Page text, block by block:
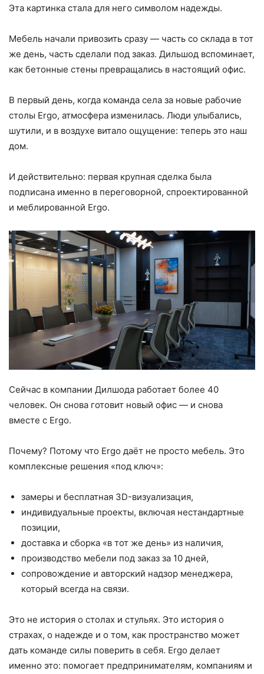
Эта картинка стала для него символом надежды.
Мебель начали привозить сразу — часть со склада в тот
же день, часть сделали под заказ. Дильшод вспоминает,
как бетонные стены превращались в настоящий офис.
В первый день, когда команда села за новые рабочие
столы Ergo, атмосфера изменилась. Люди улыбались,
шутили, и в воздухе витало ощущение: теперь это наш
дом.
И действительно: первая крупная сделка была
подписана именно в переговорной, спроектированной
и меблированной Ergo.
Сейчас в компании Дилшода работает более 40
человек. Он снова готовит новый офис — и снова
вместе с Ergo.
Почему? Потому что Ergo даёт не просто мебель. Это
комплексные решения «под ключ»:
замеры и бесплатная 3D-визуализация,
индивидуальные проекты, включая нестандартные
позиции,
доставка и сборка «в тот же день» из наличия,
производство мебели под заказ за 10 дней,
сопровождение и авторский надзор менеджера,
который всегда на связи.
Это не история о столах и стульях. Это история о
страхах, о надежде и о том, как пространство может
дать команде силы поверить в себя. Ergo делает
именно это: помогает предпринимателям, компаниям и